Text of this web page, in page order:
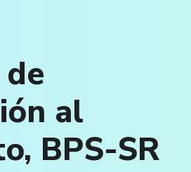
al
BPS-SR